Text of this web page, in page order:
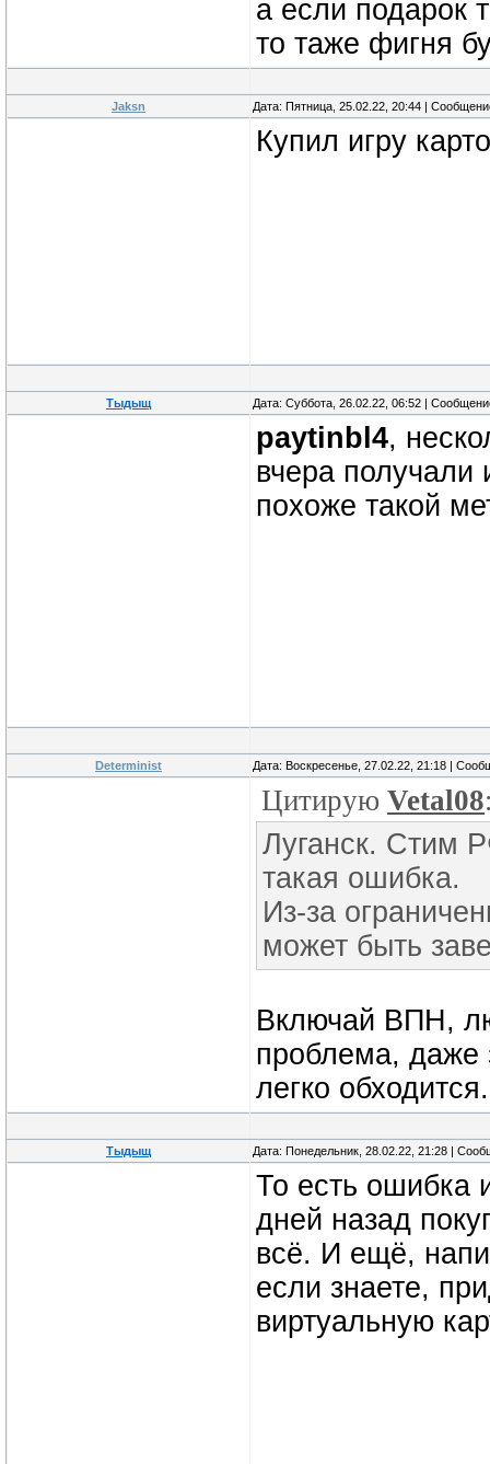
а если подарок
то таже фигня
Jaksn Дата: Пятница, 25.02.22, 20:44 |
Купил игру
Тыдыщ Дата: Суббота, 26.02.22, 06:52 |
paytinbl4,
вчера получали
похоже такой
Determinist Дата: Воскресенье, 27.02.22, 21:18 |
Цитирую Vetal08
Луганск. Стим
такая ошибка.
Из-за
может быть
Включай ВПН,
проблема, даже
легко обходится.
Тыдыщ Дата: Понедельник, 28.02.22, 21:28 |
То есть ошибка
дней назад
всё. И ещё,
если знаете,
виртуальную